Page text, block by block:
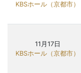
KBSホール（京都市）
11月17日
KBSホール（京都市）